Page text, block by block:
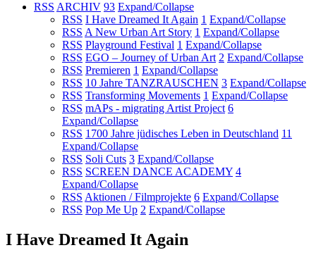
RSS ARCHIV 93 Expand/Collapse
RSS I Have Dreamed It Again 1 Expand/Collapse
RSS A New Urban Art Story 1 Expand/Collapse
RSS Playground Festival 1 Expand/Collapse
RSS EGO – Journey of Urban Art 2 Expand/Collapse
RSS Premieren 1 Expand/Collapse
RSS 10 Jahre TANZRAUSCHEN 3 Expand/Collapse
RSS Transforming Movements 1 Expand/Collapse
RSS mAPs - migrating Artist Project 6
Expand/Collapse
RSS 1700 Jahre jüdisches Leben in Deutschland 11
Expand/Collapse
RSS Soli Cuts 3 Expand/Collapse
RSS SCREEN DANCE ACADEMY 4
Expand/Collapse
RSS Aktionen / Filmprojekte 6 Expand/Collapse
RSS Pop Me Up 2 Expand/Collapse
I Have Dreamed It Again